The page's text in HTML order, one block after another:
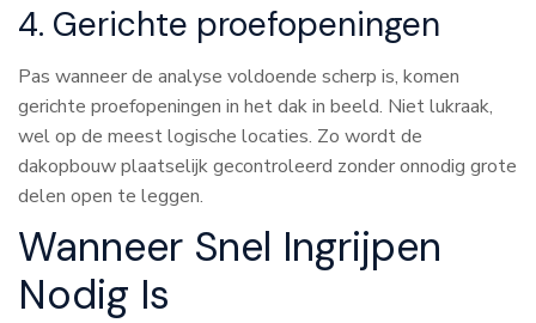
4. Gerichte proefopeningen
Pas wanneer de analyse voldoende scherp is, komen
gerichte proefopeningen in het dak in beeld. Niet lukraak,
wel op de meest logische locaties. Zo wordt de
dakopbouw plaatselijk gecontroleerd zonder onnodig grote
delen open te leggen.
Wanneer Snel Ingrijpen
Nodig Is